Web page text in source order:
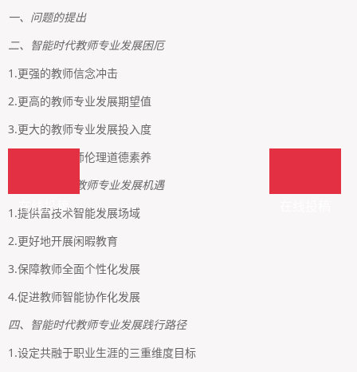
一、问题的提出
二、智能时代教师专业发展困厄
1.更强的教师信念冲击
2.更高的教师专业发展期望值
3.更大的教师专业发展投入度
4.更为关注教师伦理道德素养
三、智能时代教师专业发展机遇
1.提供富技术智能发展场域
2.更好地开展闲暇教育
3.保障教师全面个性化发展
4.促进教师智能协作化发展
四、智能时代教师专业发展践行路径
1.设定共融于职业生涯的三重维度目标
在线投稿